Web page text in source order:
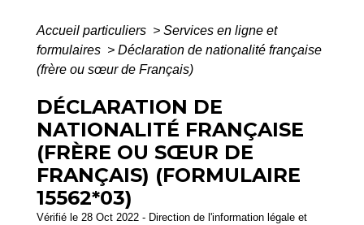
Accueil particuliers > Services en ligne et
formulaires > Déclaration de nationalité française
(frère ou sœur de Français)
DÉCLARATION DE
NATIONALITÉ FRANÇAISE
(FRÈRE OU SŒUR DE
FRANÇAIS) (FORMULAIRE
15562*03)
Vérifié le 28 Oct 2022 - Direction de l'information légale et